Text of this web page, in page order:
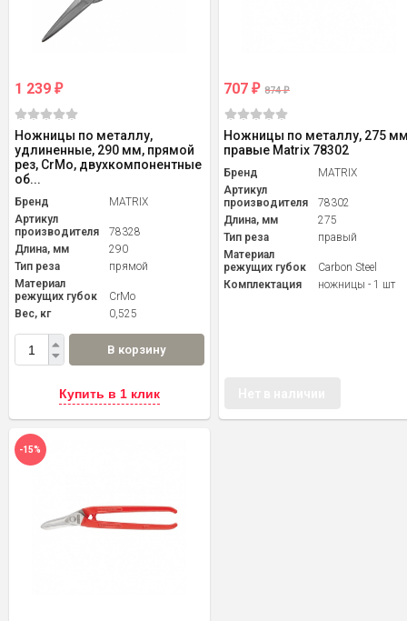
1 239 ₽
Ножницы по металлу,
удлиненные, 290 мм, прямой
рез, CrMo, двухкомпонентные
об...
Бренд
MATRIX
Артикул
производителя
78328
Длина, мм
290
Тип реза
прямой
Материал
режущих губок
CrMо
Вес, кг
0,525
В корзину
Купить в 1 клик
707₽ 874₽
Ножницы по металлу, 275
правые Matrix 78302
Бренд
MATRIX
Артикул
производителя
78302
Длина, мм
275
Тип реза
правый
Материал
режущих губок
Carbon Steel
Комплектация
ножницы - 1 шт
-15%